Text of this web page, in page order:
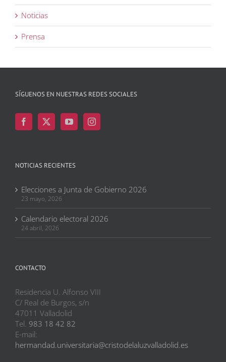
Noticias
Prensa
SÍGUENOS EN NUESTRAS REDES SOCIALES
NOTICIAS RECIENTES
Elecciones a Junta de Gobierno 2026
23 mayo, 2026
Calendario electoral 2026
24 abril, 2026
CONTACTO
Residencia U. Alfonso VIII
C/ Real de Burgos, s/n
47011 Valladolid
Tel. 983 18 42 82
E-mail:
hermandad.universitaria@cristodelaluzvalladolid.es